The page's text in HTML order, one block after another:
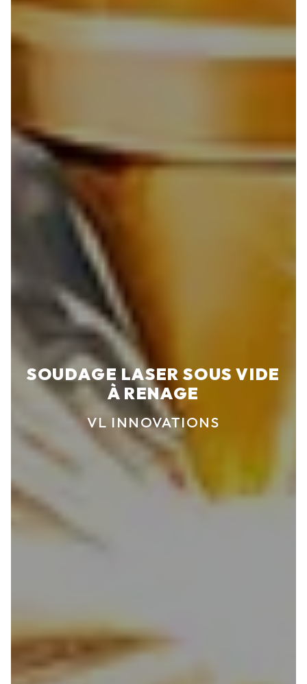
SOUDAGE LASER SOUS VIDE
À RENAGE
VL INNOVATIONS